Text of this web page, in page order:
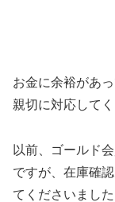
お金に余裕があ
親切に対応して
以前、ゴールド
ですが、在庫確
てくださいました